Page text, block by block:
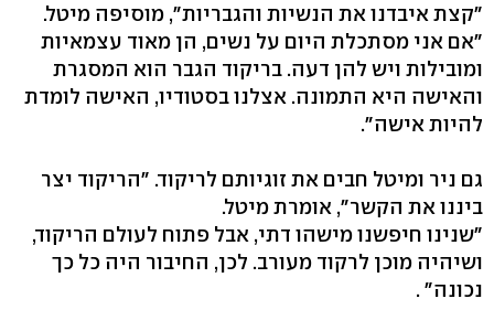
"קצת איבדנו את הנשיות והגבריות", מוסיפה מיטל.
"אם אני מסתכלת היום על נשים, הן מאוד עצמאיות
ומובילות ויש להן דעה. בריקוד הגבר הוא המסגרת
והאישה היא התמונה. אצלנו בסטודיו, האישה לומדת
להיות אישה".
גם ניר ומיטל חבים את זוגיותם לריקוד. "הריקוד יצר
ביננו את הקשר", אומרת מיטל.
"שנינו חיפשנו מישהו דתי, אבל פתוח לעולם הריקוד,
ושיהיה מוכן לרקוד מעורב. לכן, החיבור היה כל כך
נכונה" .